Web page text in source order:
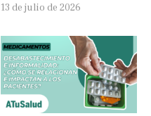
13 de julio de 2026